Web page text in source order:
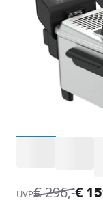
UVP€296,-€